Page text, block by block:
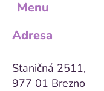
Menu
Adresa
Staničná 2511,
977 01 Brezno